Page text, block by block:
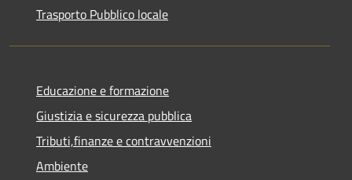
Trasporto Pubblico locale
Educazione e formazione
Giustizia e sicurezza pubblica
Tributi,finanze e contravvenzioni
Ambiente